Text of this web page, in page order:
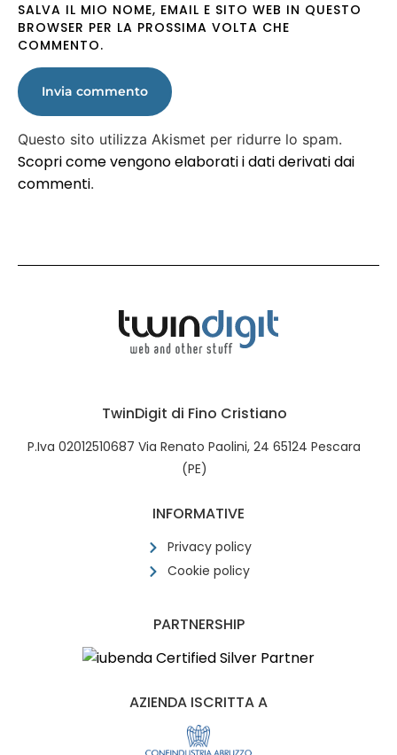
SALVA IL MIO NOME, EMAIL E SITO WEB IN QUESTO
BROWSER PER LA PROSSIMA VOLTA CHE
COMMENTO.
Questo sito utilizza Akismet per ridurre lo spam.
Scopri come vengono elaborati i dati derivati dai
commenti.
TwinDigit di Fino Cristiano
P.Iva 02012510687 Via Renato Paolini, 24 65124 Pescara
(PE)
INFORMATIVE
Privacy policy
Cookie policy
PARTNERSHIP
AZIENDA ISCRITTA A